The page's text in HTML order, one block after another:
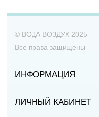
© ВОДА ВОЗДУХ 2025
Все права защищены
ИНФОРМАЦИЯ
ЛИЧНЫЙ КАБИНЕТ